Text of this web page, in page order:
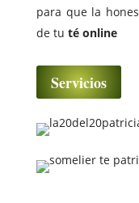
para que la
de tu té online
Servicios